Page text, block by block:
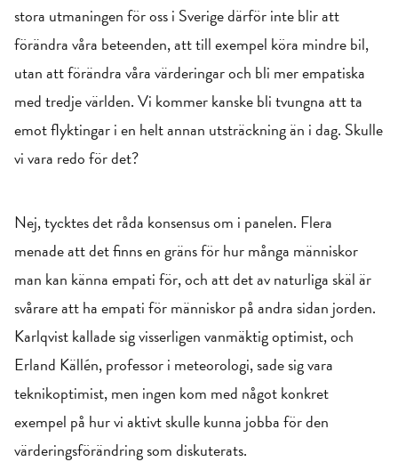
stora utmaningen för oss i Sverige därför inte blir att
förändra våra beteenden, att till exempel köra mindre bil,
utan att förändra våra värderingar och bli mer empatiska
med tredje världen. Vi kommer kanske bli tvungna att ta
emot flyktingar i en helt annan utsträckning än i dag. Skulle
vi vara redo för det?
Nej, tycktes det råda konsensus om i panelen. Flera
menade att det finns en gräns för hur många människor
man kan känna empati för, och att det av naturliga skäl är
svårare att ha empati för människor på andra sidan jorden.
Karlqvist kallade sig visserligen vanmäktig optimist, och
Erland Källén, professor i meteorologi, sade sig vara
teknikoptimist, men ingen kom med något konkret
exempel på hur vi aktivt skulle kunna jobba för den
värderingsförändring som diskuterats.